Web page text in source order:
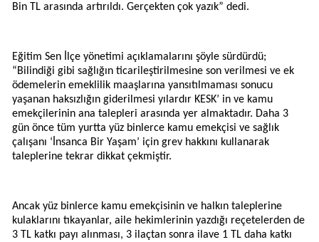
Bin TL arasında artırıldı. Gerçekten çok yazık” dedi.
Eğitim Sen İlçe yönetimi açıklamalarını şöyle sürdürdü;
“Bilindiği gibi sağlığın ticarileştirilmesine son verilmesi ve ek
ödemelerin emeklilik maaşlarına yansıtılmaması sonucu
yaşanan haksızlığın giderilmesi yılardır KESK’ in ve kamu
emekçilerinin ana talepleri arasında yer almaktadır. Daha 3
gün önce tüm yurtta yüz binlerce kamu emekçisi ve sağlık
çalışanı ‘İnsanca Bir Yaşam’ için grev hakkını kullanarak
taleplerine tekrar dikkat çekmiştir.
Ancak yüz binlerce kamu emekçisinin ve halkın taleplerine
kulaklarını tıkayanlar, aile hekimlerinin yazdığı reçetelerden de
3 TL katkı payı alınması, 3 ilaçtan sonra ilave 1 TL daha katkı